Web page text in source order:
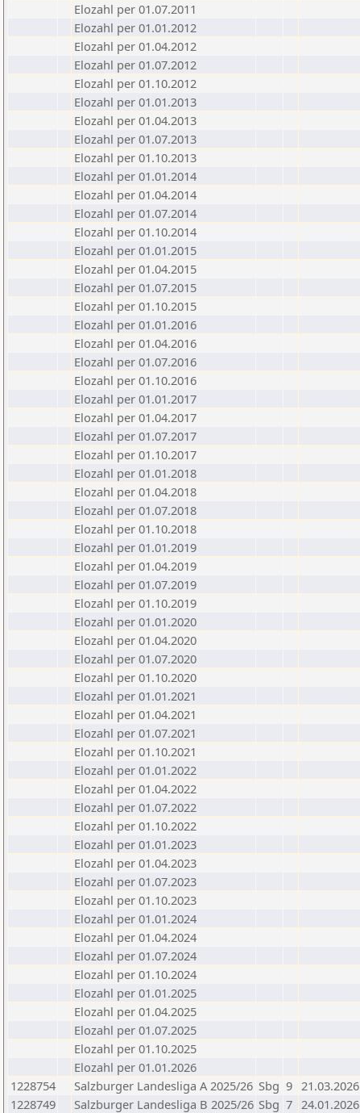
Elozahl per 01.07.2011
Elozahl per 01.01.2012
Elozahl per 01.04.2012
Elozahl per 01.07.2012
Elozahl per 01.10.2012
Elozahl per 01.01.2013
Elozahl per 01.04.2013
Elozahl per 01.07.2013
Elozahl per 01.10.2013
Elozahl per 01.01.2014
Elozahl per 01.04.2014
Elozahl per 01.07.2014
Elozahl per 01.10.2014
Elozahl per 01.01.2015
Elozahl per 01.04.2015
Elozahl per 01.07.2015
Elozahl per 01.10.2015
Elozahl per 01.01.2016
Elozahl per 01.04.2016
Elozahl per 01.07.2016
Elozahl per 01.10.2016
Elozahl per 01.01.2017
Elozahl per 01.04.2017
Elozahl per 01.07.2017
Elozahl per 01.10.2017
Elozahl per 01.01.2018
Elozahl per 01.04.2018
Elozahl per 01.07.2018
Elozahl per 01.10.2018
Elozahl per 01.01.2019
Elozahl per 01.04.2019
Elozahl per 01.07.2019
Elozahl per 01.10.2019
Elozahl per 01.01.2020
Elozahl per 01.04.2020
Elozahl per 01.07.2020
Elozahl per 01.10.2020
Elozahl per 01.01.2021
Elozahl per 01.04.2021
Elozahl per 01.07.2021
Elozahl per 01.10.2021
Elozahl per 01.01.2022
Elozahl per 01.04.2022
Elozahl per 01.07.2022
Elozahl per 01.10.2022
Elozahl per 01.01.2023
Elozahl per 01.04.2023
Elozahl per 01.07.2023
Elozahl per 01.10.2023
Elozahl per 01.01.2024
Elozahl per 01.04.2024
Elozahl per 01.07.2024
Elozahl per 01.10.2024
Elozahl per 01.01.2025
Elozahl per 01.04.2025
Elozahl per 01.07.2025
Elozahl per 01.10.2025
Elozahl per 01.01.2026
1228754
Salzburger Landesliga A 2025/26 Sbg 9 21.03.2026
1228749
Salzburger Landesliga B 2025/26 Sbg 7 24.01.2026